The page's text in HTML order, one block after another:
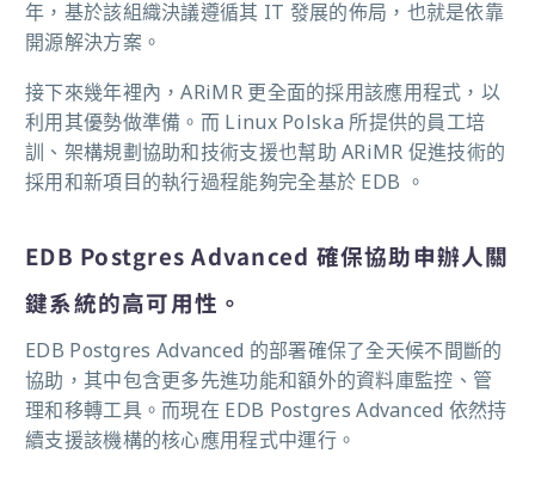
年，基於該組織決議遵循其 IT 發展的佈局，也就是依靠
開源解決方案。
接下來幾年裡內，ARiMR 更全面的採用該應用程式，以
利用其優勢做準備。而 Linux Polska 所提供的員工培
訓、架構規劃協助和技術支援也幫助 ARiMR 促進技術的
採用和新項目的執行過程能夠完全基於 EDB 。
EDB Postgres Advanced 確保協助申辦人關
鍵系統的高可用性。
EDB Postgres Advanced 的部署確保了全天候不間斷的
協助，其中包含更多先進功能和額外的資料庫監控、管
理和移轉工具。而現在 EDB Postgres Advanced 依然持
續支援該機構的核心應用程式中運行。